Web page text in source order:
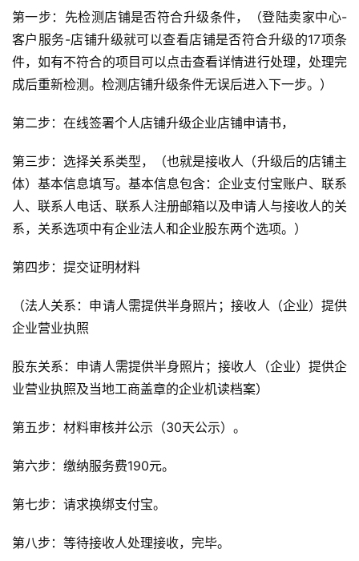
第一步：先检测店铺是否符合升级条件，（登陆卖家中心-
客户服务-店铺升级就可以查看店铺是否符合升级的17项条
件，如有不符合的项目可以点击查看详情进行处理，处理完
成后重新检测。检测店铺升级条件无误后进入下一步。）
第二步：在线签署个人店铺升级企业店铺申请书，
第三步：选择关系类型，（也就是接收人（升级后的店铺主
体）基本信息填写。基本信息包含：企业支付宝账户、联系
人、联系人电话、联系人注册邮箱以及申请人与接收人的关
系，关系选项中有企业法人和企业股东两个选项。）
第四步：提交证明材料
（法人关系：申请人需提供半身照片；接收人（企业）提供
企业营业执照
股东关系：申请人需提供半身照片；接收人（企业）提供企
业营业执照及当地工商盖章的企业机读档案）
第五步：材料审核并公示（30天公示）。
第六步：缴纳服务费190元。
第七步：请求换绑支付宝。
第八步：等待接收人处理接收，完毕。